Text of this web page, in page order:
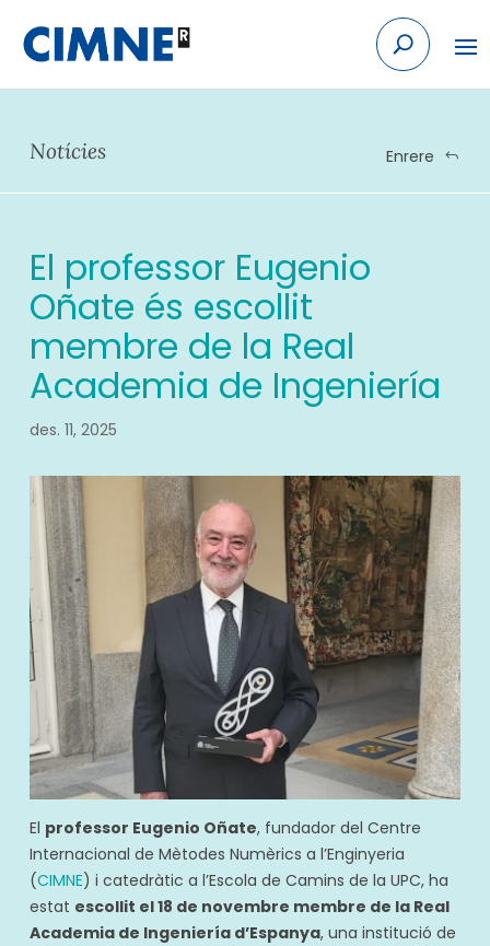
content
Notícies Enrere
El professor Eugenio
Oñate és escollit
membre de la Real
Academia de Ingeniería
des. 11, 2025
El professor Eugenio Oñate, fundador del Centre
Internacional de Mètodes Numèrics a l’Enginyeria
(CIMNE) i catedràtic a l’Escola de Camins de la UPC, ha
estat escollit el 18 de novembre membre de la Real
Academia de Ingeniería d’Espanya, una institució de